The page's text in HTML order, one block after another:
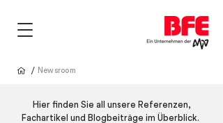
/ Newsroom
Hier finden Sie all unsere Referenzen,
Fachartikel und Blogbeiträge im Überblick.